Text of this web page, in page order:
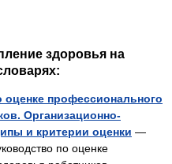
здоровья на
оценке профессионального
Организационно-
и критерии оценки —
по оценке